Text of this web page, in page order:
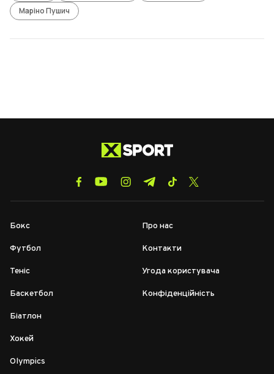
Маріно Пушич
Бокс
Футбол
Теніс
Баскетбол
Біатлон
Хокей
Olympics
Про нас
Контакти
Угода користувача
Конфіденційність